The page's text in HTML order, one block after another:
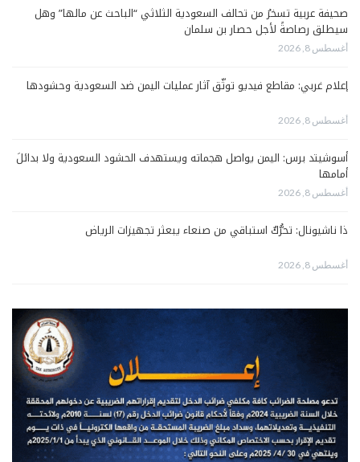
صحيفة عربية تسخرُ من تحالف السعودية الثلاثي “الباحث عن مالها” وهل
سيطلق رصاصةً لأجل حصار بن سلمان
أغسطس 8, 2026
إعلام غربي: مقاطع فيديو توثّق آثار عمليات اليمن ضد السعودية وحشودها
أغسطس 8, 2026
أسوشيتد برس: اليمن يواصل هجماته ويستهدف الحشود السعودية ولا بدائلَ
أمامها
أغسطس 8, 2026
ذا ناشيونال: تحرُّكٌ استباقي من صنعاء يبعثر تجهيزات الرياض
أغسطس 8, 2026